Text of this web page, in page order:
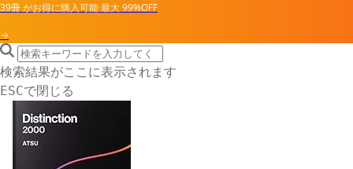
39冊がお得に購入可能最大99%OFF
→
search icon
サイト内検索
検索結果がここに表示されます
ESCで閉じる